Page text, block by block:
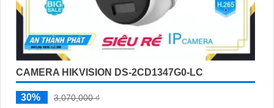
CAMERA HIKVISION DS-2CD1347G0-LC
30%
3,070,000 ₫